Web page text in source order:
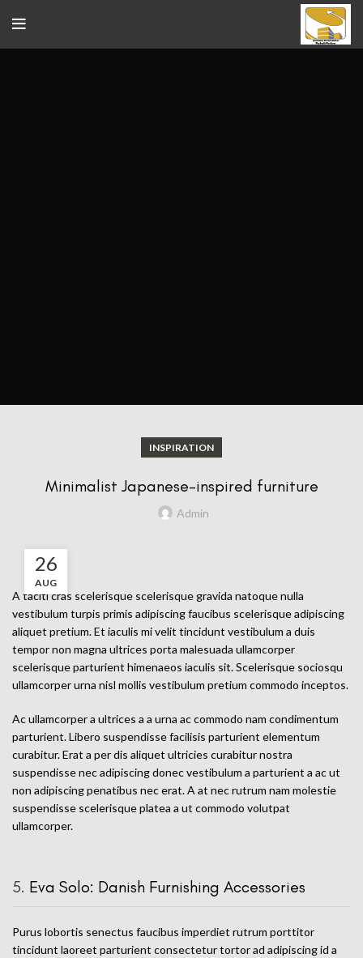
INSPIRATION
Minimalist Japanese-inspired furniture
Admin
26
AUG
A taciti cras scelerisque scelerisque gravida natoque nulla
vestibulum turpis primis adipiscing faucibus scelerisque adipiscing
aliquet pretium. Et iaculis mi velit tincidunt vestibulum a duis
tempor non magna ultrices porta malesuada ullamcorper
scelerisque parturient himenaeos iaculis sit. Scelerisque sociosqu
ullamcorper urna nisl mollis vestibulum pretium commodo inceptos.
Ac ullamcorper a ultrices a a urna ac commodo nam condimentum
parturient. Libero suspendisse facilisis parturient elementum
curabitur. Erat a per dis aliquet ultricies curabitur nostra
suspendisse nec adipiscing donec vestibulum a parturient a ac ut
non adipiscing penatibus nec erat. A at nec rutrum nam molestie
suspendisse scelerisque platea a ut commodo volutpat
ullamcorper.
5. Eva Solo: Danish Furnishing Accessories
Purus lobortis senectus faucibus imperdiet rutrum porttitor
tincidunt laoreet parturient consectetur tortor ad adipiscing id a